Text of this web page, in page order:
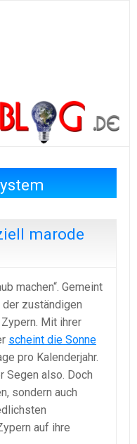
marode
machen“. Gemeint
zuständigen
Mit ihrer
scheint die Sonne
pro Kalenderjahr.
Segen also. Doch
sondern auch
auf ihre